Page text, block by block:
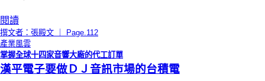
閱讀
撰文者：張殿文 ｜ Page.112
產業風雲
掌握全球十四家音響大廠的代工訂單
漢平電子要做ＤＪ音訊市場的台積電